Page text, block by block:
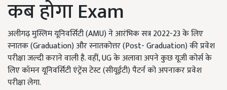
कब होगा Exam
अलीगढ़ मुस्लिम यूनिवर्सिटी (AMU) ने आरंभिक सत्र 2022-23 के लिए
स्नातक (Graduation) और स्नातकोत्तर (Post- Graduation) की प्रवेश
परीक्षा जल्दी कराने वाली है. वहीं, UG के अलावा अपने कुछ यूजी कोर्स के
लिए कॉमन यूनिवर्सिटी एंट्रेंस टेस्ट (सीयूईटी) पैटर्न को अपनाकर प्रवेश
परीक्षा लेगा.